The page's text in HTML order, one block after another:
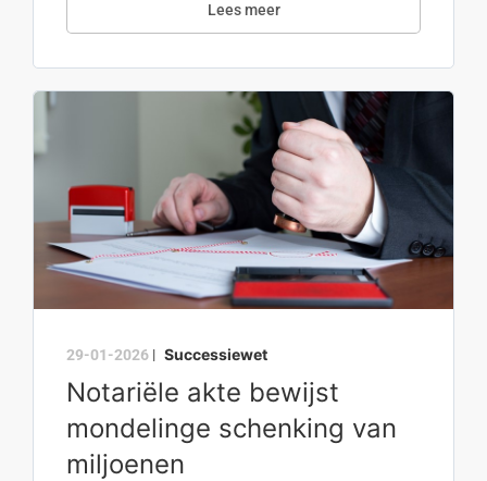
Lees meer
29-01-2026 | Successiewet
Notariële akte bewijst
mondelinge schenking van
miljoenen